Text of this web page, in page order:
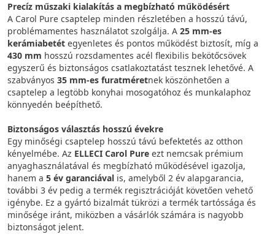
Precíz műszaki kialakítás a megbízható működésért
A Carol Pure csaptelep minden részletében a hosszú távú,
problémamentes használatot szolgálja. A 25 mm-es
kerámiabetét egyenletes és pontos működést biztosít, míg a
430 mm hosszú rozsdamentes acél flexibilis bekötőcsövek
egyszerű és biztonságos csatlakoztatást tesznek lehetővé. A
szabványos 35 mm-es furatméretnek köszönhetően a
csaptelep a legtöbb konyhai mosogatóhoz és munkalaphoz
könnyedén beépíthető.
Biztonságos választás hosszú évekre
Egy minőségi csaptelep hosszú távú befektetés az otthon
kényelmébe. Az ELLECI Carol Pure ezt nemcsak prémium
anyaghasználatával és megbízható működésével igazolja,
hanem a 5 év garanciával is, amelyből 2 év alapgarancia,
további 3 év pedig a termék regisztrációját követően vehető
igénybe. Ez a gyártó bizalmát tükrözi a termék tartóssága és
minősége iránt, miközben a vásárlók számára is nagyobb
biztonságot jelent.